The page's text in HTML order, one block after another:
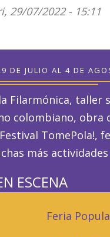
29/07/2022 - 15:11
DE JULIO AL 4 DE
Filarmónica, taller
colombiano, obra
TomePola!,
más
ESCENA
Feria